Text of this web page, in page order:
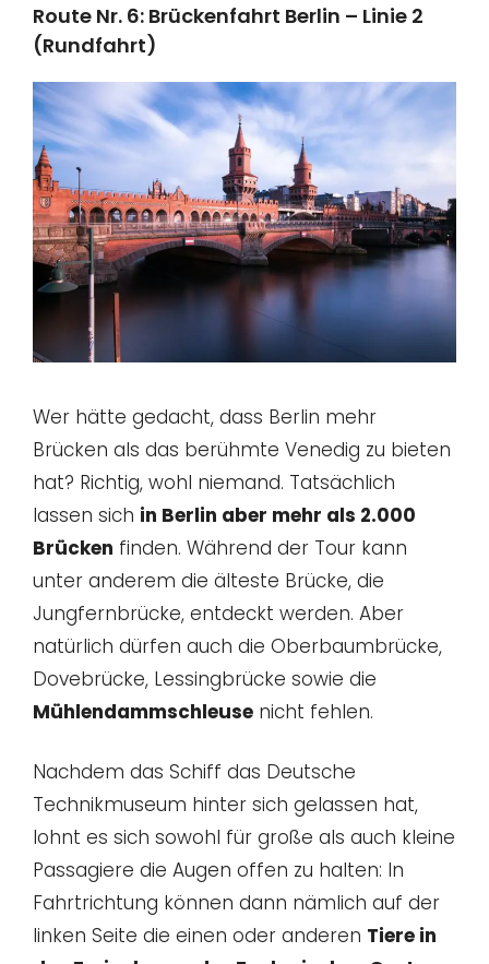
Route Nr. 6: Brückenfahrt Berlin – Linie 2
(Rundfahrt)
Wer hätte gedacht, dass Berlin mehr
Brücken als das berühmte Venedig zu bieten
hat? Richtig, wohl niemand. Tatsächlich
lassen sich in Berlin aber mehr als 2.000
Brücken finden. Während der Tour kann
unter anderem die älteste Brücke, die
Jungfernbrücke, entdeckt werden. Aber
natürlich dürfen auch die Oberbaumbrücke,
Dovebrücke, Lessingbrücke sowie die
Mühlendammschleuse nicht fehlen.
Nachdem das Schiff das Deutsche
Technikmuseum hinter sich gelassen hat,
lohnt es sich sowohl für große als auch kleine
Passagiere die Augen offen zu halten: In
Fahrtrichtung können dann nämlich auf der
linken Seite die einen oder anderen Tiere in